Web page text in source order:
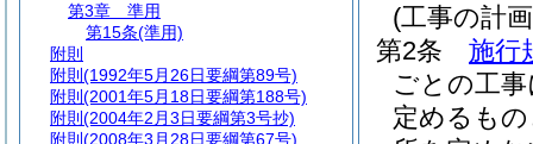
(工事の計
第2条
施行
ごとの工
定めるも
第3章
準用
第15条(準用)
附則
附則 (1992年5月26日要綱第89号)
附則 (2001年5月18日要綱第188号)
附則 (2004年2月3日要綱第3号抄)
附則 (2008年3月28日要綱第67号)